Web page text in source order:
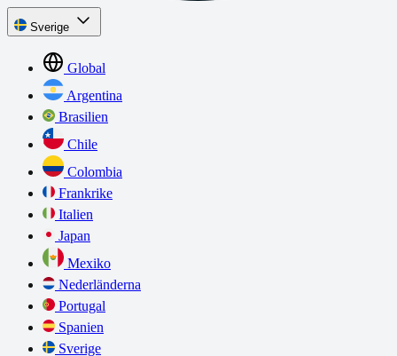
Sverige
Global
Argentina
Brasilien
Chile
Colombia
Frankrike
Italien
Japan
Mexiko
Nederländerna
Portugal
Spanien
Sverige